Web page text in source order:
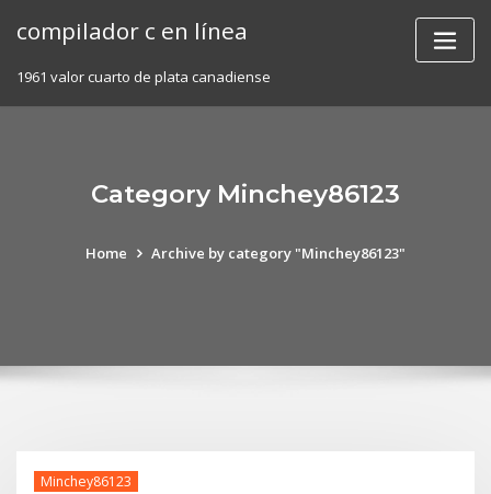
compilador c en línea
1961 valor cuarto de plata canadiense
Category Minchey86123
Home Archive by category "Minchey86123"
Minchey86123